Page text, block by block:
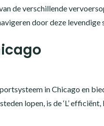
de verschillende
door deze levendige
in Chicago en
lopen, is de ‘L’